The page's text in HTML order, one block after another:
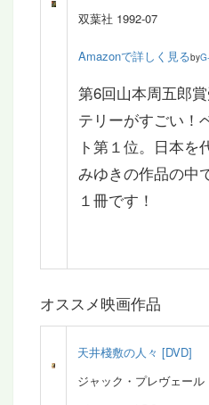
双葉社 1992-07
Amazonで詳しく見るby
第6回山本周五郎
テリーがすごい！
ト第１位。日本を
みゆきの作品の中
１冊です！
オススメ映画作品
天井棧敷の人々 [DVD]
ジャック・プレヴェール